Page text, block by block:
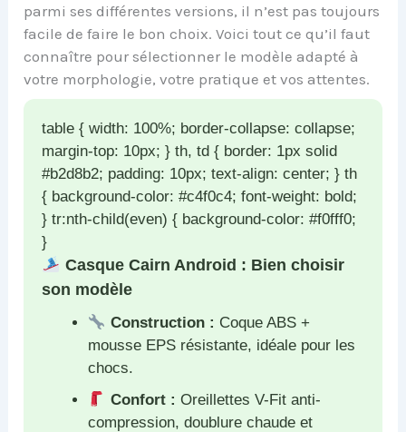
parmi ses différentes versions, il n’est pas toujours
facile de faire le bon choix. Voici tout ce qu’il faut
connaître pour sélectionner le modèle adapté à
votre morphologie, votre pratique et vos attentes.
table { width: 100%; border-collapse: collapse;
margin-top: 10px; } th, td { border: 1px solid
#b2d8b2; padding: 10px; text-align: center; } th
{ background-color: #c4f0c4; font-weight: bold;
} tr:nth-child(even) { background-color: #f0fff0;
}
Casque Cairn Android : Bien choisir
son modèle
Construction : Coque ABS +
mousse EPS résistante, idéale pour les
chocs.
Confort : Oreillettes V-Fit anti-
compression, doublure chaude et